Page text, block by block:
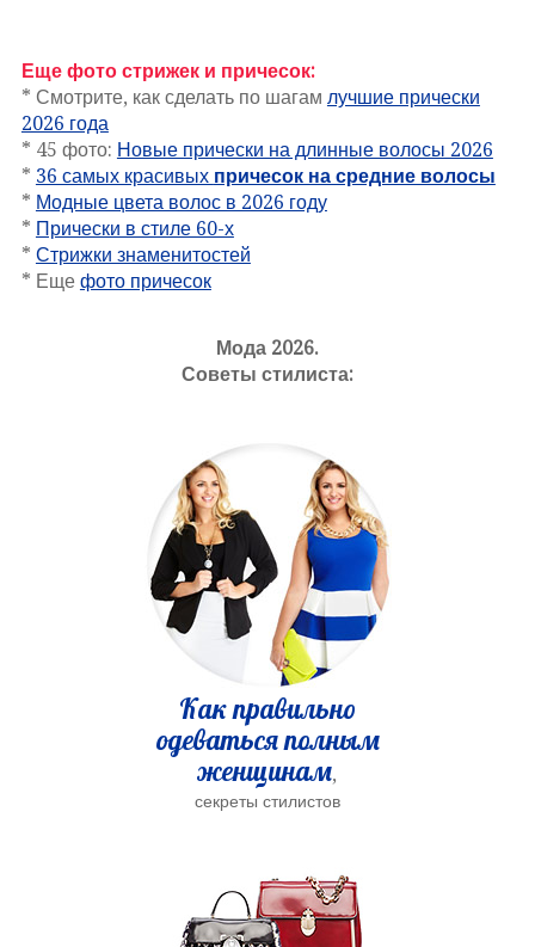
Еще фото стрижек и причесок:
* Смотрите, как сделать по шагам лучшие прически
2026 года
* 45 фото: Новые прически на длинные волосы 2026
* 36 самых красивых причесок на средние волосы
* Модные цвета волос в 2026 году
* Прически в стиле 60-х
* Стрижки знаменитостей
* Еще фото причесок
Мода 2026.
Советы стилиста:
Как правильно
одеваться полным
женщинам,
секреты стилистов